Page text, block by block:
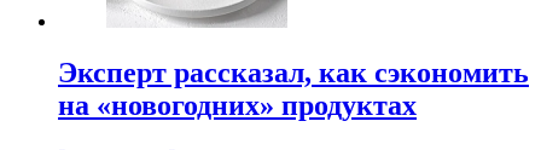
Эксперт рассказал, как сэкономить
на «новогодних» продуктах